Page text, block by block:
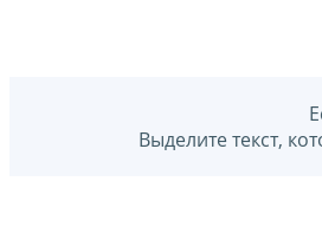
Выделите текст,